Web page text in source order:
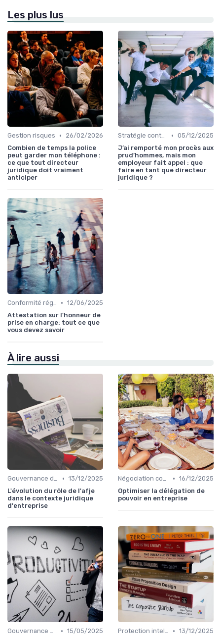
Les plus lus
Gestion risques •
26/02/2026
Combien de temps la police
peut garder mon téléphone :
ce que tout directeur
juridique doit vraiment
anticiper
Stratégie contentieuse • 05/12/2025
J’ai remporté mon procès aux
prud’hommes, mais mon
employeur fait appel : que
faire en tant que directeur
juridique ?
Conformité réglementaire • 12/06/2025
Attestation sur l'honneur de
prise en charge: tout ce que
vous devez savoir
À lire aussi
Gouvernance d'entreprise • 13/12/2025
L'évolution du rôle de l'afje
dans le contexte juridique
d'entreprise
Négociation contrats • 16/12/2025
Optimiser la délégation de
pouvoir en entreprise
Gouvernance d'entreprise • 15/05/2025
Protection intellectuelle • 13/12/2025